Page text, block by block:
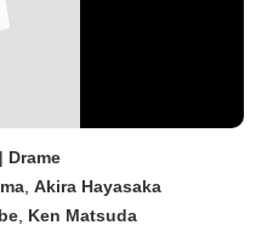
| Drame
Akira Hayasaka
Ken Matsuda